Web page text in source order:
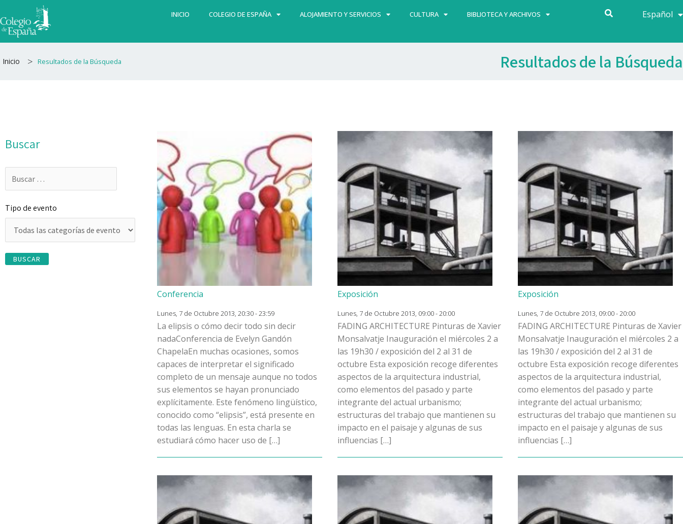
al
contenido
INICIO COLEGIO DE ESPAÑA ALOJAMIENTO Y SERVICIOS CULTURA BIBLIOTECA Y ARCHIVOS Español
Français
Inicio > Resultados de la Búsqueda Resultados de la Búsqueda
Buscar
Tipo de evento
Conferencia
Lunes, 7 de Octubre 2013, 20:30 - 23:59
La elipsis o cómo decir todo sin decir
nadaConferencia de Evelyn Gandón
ChapelaEn muchas ocasiones, somos
capaces de interpretar el significado
completo de un mensaje aunque no todos
sus elementos se hayan pronunciado
explícitamente. Este fenómeno lingüístico,
conocido como “elipsis”, está presente en
todas las lenguas. En esta charla se
estudiará cómo hacer uso de […]
Exposición
Lunes, 7 de Octubre 2013, 09:00 - 20:00
FADING ARCHITECTURE Pinturas de Xavier
Monsalvatje Inauguración el miércoles 2 a
las 19h30 / exposición del 2 al 31 de
octubre Esta exposición recoge diferentes
aspectos de la arquitectura industrial,
como elementos del pasado y parte
integrante del actual urbanismo;
estructuras del trabajo que mantienen su
impacto en el paisaje y algunas de sus
influencias […]
Exposición
Lunes, 7 de Octubre 2013, 09:00 - 20:00
FADING ARCHITECTURE Pinturas de Xavier
Monsalvatje Inauguración el miércoles 2 a
las 19h30 / exposición del 2 al 31 de
octubre Esta exposición recoge diferentes
aspectos de la arquitectura industrial,
como elementos del pasado y parte
integrante del actual urbanismo;
estructuras del trabajo que mantienen su
impacto en el paisaje y algunas de sus
influencias […]